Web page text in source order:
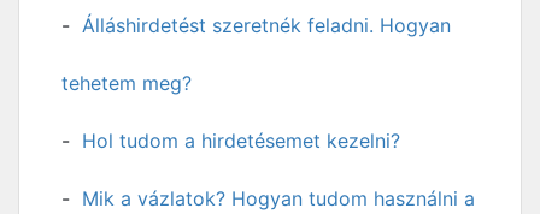
Álláshirdetést szeretnék feladni. Hogyan
tehetem meg?
Hol tudom a hirdetésemet kezelni?
Mik a vázlatok? Hogyan tudom használni a